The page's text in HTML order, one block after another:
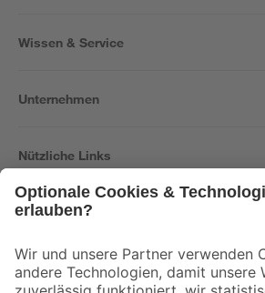
Wissen & Service
Unternehmen
Nützliche Links
Der toom Newsletter: Keine Angebote und